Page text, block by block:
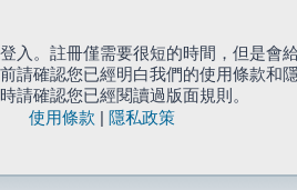
入。註冊僅需要很短的時間，但是會
請確認您已經明白我們的使用條款和
請確認您已經閱讀過版面規則。
使用條款
隱私政策